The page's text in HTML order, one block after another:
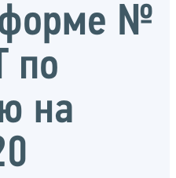
форме №
по
на